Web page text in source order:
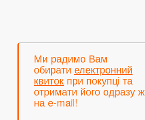
Ми радимо Вам
обирати електронний
квиток при покупці та
отримати його одразу ж
на e-mail!